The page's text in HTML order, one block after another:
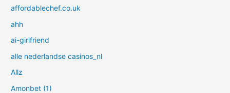
affordablechef.co.uk
ahh
ai-girlfriend
alle nederlandse casinos_nl
Allz
Amonbet (1)